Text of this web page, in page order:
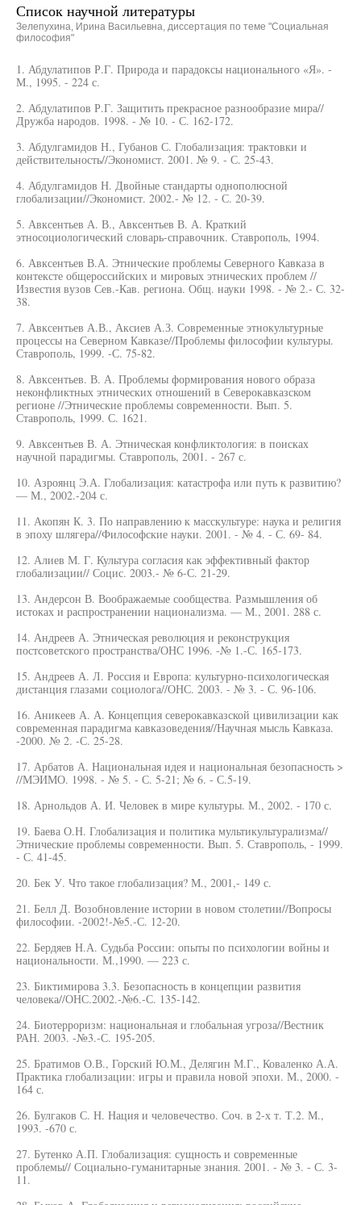
Список научной литературы
Зелепухина, Ирина Васильевна, диссертация по теме "Социальная
философия"
1. Абдулатипов Р.Г. Природа и парадоксы национального «Я». -
М., 1995. - 224 с.
2. Абдулатипов Р.Г. Защитить прекрасное разнообразие мира//
Дружба народов. 1998. - № 10. - С. 162-172.
3. Абдулгамидов Н., Губанов С. Глобализация: трактовки и
действительность//Экономист. 2001. № 9. - С. 25-43.
4. Абдулгамидов Н. Двойные стандарты однополюсной
глобализации//Экономист. 2002.- № 12. - С. 20-39.
5. Авксентьев А. В., Авксентьев В. А. Краткий
этносоциологический словарь-справочник. Ставрополь, 1994.
6. Авксентьев В.А. Этнические проблемы Северного Кавказа в
контексте общероссийских и мировых этнических проблем //
Известия вузов Сев.-Кав. региона. Общ. науки 1998. - № 2.- С. 32-
38.
7. Авксентьев А.В., Аксиев А.З. Современные этнокультурные
процессы на Северном Кавказе//Проблемы философии культуры.
Ставрополь, 1999. -С. 75-82.
8. Авксентьев. В. А. Проблемы формирования нового образа
неконфликтных этнических отношений в Северокавказском
регионе //Этнические проблемы современности. Вып. 5.
Ставрополь, 1999. С. 1621.
9. Авксентьев В. А. Этническая конфликтология: в поисках
научной парадигмы. Ставрополь, 2001. - 267 с.
10. Азроянц Э.А. Глобализация: катастрофа или путь к развитию?
— М., 2002.-204 с.
11. Акопян К. 3. По направлению к масскультуре: наука и религия
в эпоху шлягера//Философские науки. 2001. - № 4. - С. 69- 84.
12. Алиев М. Г. Культура согласия как эффективный фактор
глобализации// Социс. 2003.- № 6-С. 21-29.
13. Андерсон В. Воображаемые сообщества. Размышления об
истоках и распространении национализма. — М., 2001. 288 с.
14. Андреев А. Этническая революция и реконструкция
постсоветского пространства/ОНС 1996. -№ 1.-С. 165-173.
15. Андреев А. Л. Россия и Европа: культурно-психологическая
дистанция глазами социолога//ОНС. 2003. - № 3. - С. 96-106.
16. Аникеев А. А. Концепция северокавказской цивилизации как
современная парадигма кавказоведения//Научная мысль Кавказа.
-2000. № 2. -С. 25-28.
17. Арбатов А. Национальная идея и национальная безопасность >
//МЭИМО. 1998. - № 5. - С. 5-21; № 6. - С.5-19.
18. Арнольдов А. И. Человек в мире культуры. М., 2002. - 170 с.
19. Баева О.Н. Глобализация и политика мультикультурализма//
Этнические проблемы современности. Вып. 5. Ставрополь, - 1999.
- С. 41-45.
20. Бек У. Что такое глобализация? М., 2001,- 149 с.
21. Белл Д. Возобновление истории в новом столетии//Вопросы
философии. -2002!-№5.-С. 12-20.
22. Бердяев Н.А. Судьба России: опыты по психологии войны и
национальности. М.,1990. — 223 с.
23. Биктимирова 3.3. Безопасность в концепции развития
человека//ОНС.2002.-№6.-С. 135-142.
24. Биотерроризм: национальная и глобальная угроза//Вестник
РАН. 2003. -№3.-С. 195-205.
25. Братимов О.В., Горский Ю.М., Делягин М.Г., Коваленко А.А.
Практика глобализации: игры и правила новой эпохи. М., 2000. -
164 с.
26. Булгаков С. Н. Нация и человечество. Соч. в 2-х т. Т.2. М.,
1993. -670 с.
27. Бутенко А.П. Глобализация: сущность и современные
проблемы// Социально-гуманитарные знания. 2001. - № 3. - С. 3-
11.